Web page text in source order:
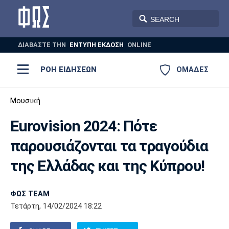
ΔΙΑΒΑΣΤΕ THN ΕΝΤΥΠΗ ΕΚΔΟΣΗ ONLINE
ΟΜΑΔΕΣ
ΡΟΗ ΕΙΔΗΣΕΩΝ
AUTO-MOTO PLUS
Ποδόσφαιρο
Super League 1
Super League 2
Γ Εθνική
Ελλάδα
Μπάσκετ
Ελλάδα
Εθνική
EuroLeague
Ολυμπιακοί Αγώνες
Βόλεϊ
Πόλο
Ολυμπιακός ΑΕΚ ΠΑΟΚ
Παναθηναϊκός Ατρόμητος
Μουσική
Eurovision 2024: Πότε
παρουσιάζονται τα τραγούδια
της Ελλάδας και της Κύπρου!
ΦΩΣ TEAM
Τετάρτη, 14/02/2024 18:22